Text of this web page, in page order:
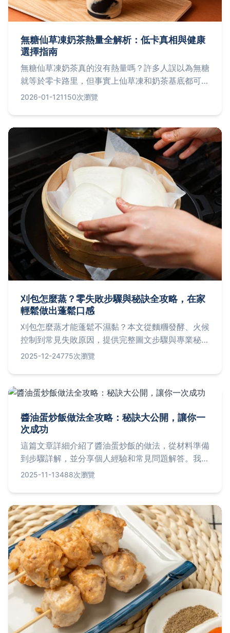
無糖仙草凍奶茶熱量全解析：低卡真相與健康
選擇指南
無糖仙草凍奶茶真的沒有熱量嗎？許多人誤以為無糖
就等於零卡路里，但事實上仙草凍和奶茶基底都可能
貢獻隱形熱量。本文深入探討無糖仙草凍奶茶的熱量
在享受美味同時控制熱量攝取，解答常見疑問如減肥
期間是否適合飲用。
2026-01-121150次瀏覽
刈包怎麼蒸？零失敗步驟與秘訣全攻略，在家
輕鬆做出蓬鬆口感
刈包怎麼蒸才能蓬鬆不濕黏？本文從麵糰發酵、火候
控制到常見失敗原因，提供完整圖文步驟與專業秘
訣，讓新手也能一次成功，重現台灣街頭美味。
2025-12-24775次瀏覽
醬油蛋炒飯做法全攻略：秘訣大公開，讓你一
次成功
這篇文章詳細介紹了醬油蛋炒飯的做法，從材料準備
到步驟詳解，並分享個人經驗和常見問題解答。我們
會探討如何選擇米飯、醬油品牌比較、避免炒飯黏鍋
的完美炒飯。無論是新手還是老手，都能從中找到實
用建議。
2025-11-13488次瀏覽